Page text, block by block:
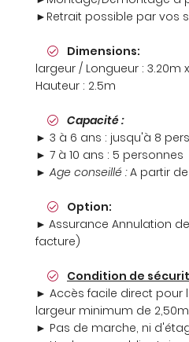
►Retrait possible par vos
Dimensions:
largeur / Longueur : 3.20m
Hauteur : 2.5m
Capacité :
► 3 à 6 ans : jusqu'à 8
► 7 à 10 ans : 5 personnes
►Age conseillé :A partir
Option:
► Assurance Annulation
facture)
Condition de
► Accès facile direct pour
largeur minimum de 2,50m
► Pas de marche, ni